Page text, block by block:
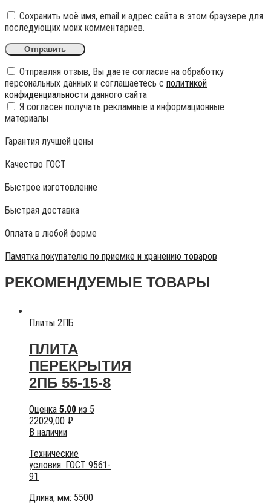
Сохранить моё имя, email и адрес сайта в этом браузере для
последующих моих комментариев.
Отправляя отзыв, Вы даете согласие на обработку
персональных данных и соглашаетесь с политикой
конфиденциальности данного сайта
Я согласен получать рекламные и информационные
материалы
Гарантия лучшей цены
Качество ГОСТ
Быстрое изготовление
Быстрая доставка
Оплата в любой форме
Памятка покупателю по приемке и хранению товаров
РЕКОМЕНДУЕМЫЕ ТОВАРЫ
Плиты 2ПБ
ПЛИТА
ПЕРЕКРЫТИЯ
2ПБ 55-15-8
Оценка 5.00 из 5
22029,00 ₽
В наличии
Технические
условия: ГОСТ 9561-
91
Длина, мм: 5500